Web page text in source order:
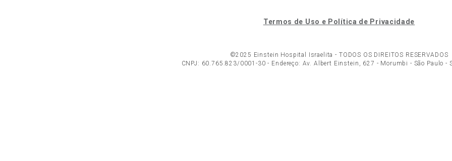
Termos de Uso e Política de Privacidade
©2025 Einstein Hospital Israelita - TODOS OS DIREITOS RESERVADOS
CNPJ: 60.765.823/0001-30 - Endereço: Av. Albert Einstein, 627 - Morumbi - São Paulo -